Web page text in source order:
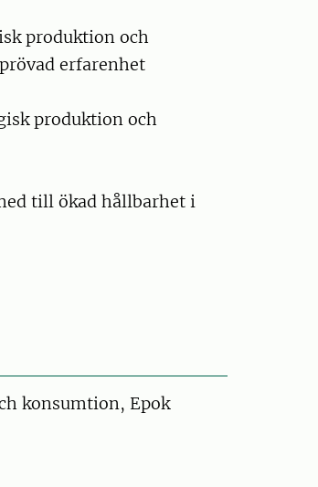
produktion och
erfarenhet
produktion och
till ökad hållbarhet i
konsumtion, Epok